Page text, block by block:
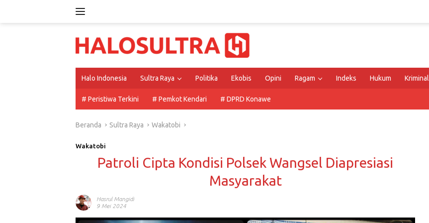
Halo Indonesia Sultra Raya Politika Ekobis Opini Ragam Indeks Hukum Kriminal
# Peristiwa Terkini # Pemkot Kendari # DPRD Konawe
Beranda Sultra Raya Wakatobi
Wakatobi
Patroli Cipta Kondisi Polsek Wangsel Diapresiasi
Masyarakat
Hasrul Mangidi
9 Mei 2024